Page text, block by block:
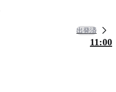
出発済
11:00